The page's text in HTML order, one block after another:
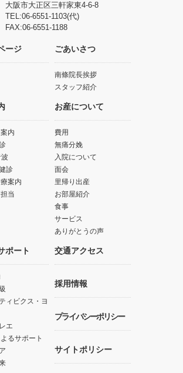
大阪市大正区三軒家東4-6-8
TEL:06-6551-1103(代)
FAX:06-6551-1188
ージ ごあいさつ
南條院長挨拶
スタッフ紹介
内
診
案内
当
お産について
費用
無痛分娩
入院について
面会
里帰り出産
お部屋紹介
食事
サービス
ありがとうの声
ポート
ィビクス・ヨ
エ
るサポート
交通アクセス
採用情報
プライバシーポリシー
サイトポリシー